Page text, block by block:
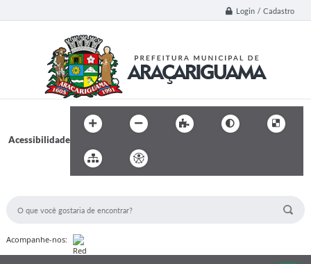
Login / Cadastro
Acessibilidade
Acompanhe-nos: